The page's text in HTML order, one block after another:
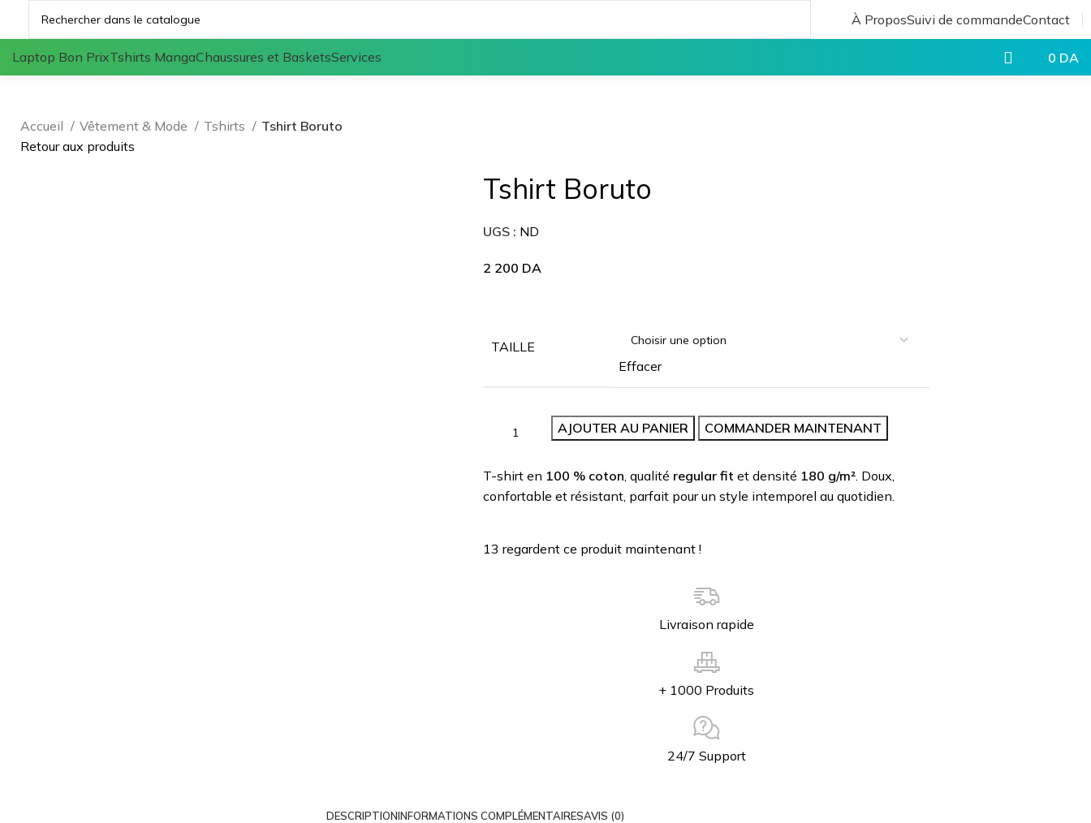
À ProposSuivi de commandeContact
Laptop Bon PrixTshirts MangaChaussures et BasketsServices 0 DA
Accueil Vêtement & Mode Tshirts
Tshirt Boruto
Retour aux produits
Tshirt Boruto
UGS : ND
2 200 DA
TAILLE
Effacer
AJOUTER AU PANIER COMMANDER MAINTENANT
T-shirt en 100 % coton, qualité regular fit et densité 180 g/m². Doux,
confortable et résistant, parfait pour un style intemporel au quotidien.
13 regardent ce produit maintenant !
Livraison rapide
+ 1000 Produits
24/7 Support
DESCRIPTIONINFORMATIONS COMPLÉMENTAIRESAVIS (0)